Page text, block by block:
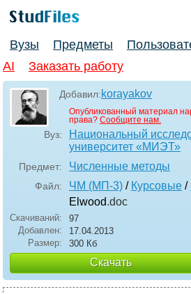
Вузы Предметы
AI
Заказать работу
Добавил:korayakov
Опубликованный материал
права? Сообщите нам.
Вуз:
Национальный
университет «МИЭТ»
Предмет: Численные методы
Файл: ЧМ (МП-3) / Курсовые /
Elwood.doc
Скачиваний:
97
Добавлен:
17.04.2013
Размер:
300 Кб
Скачать